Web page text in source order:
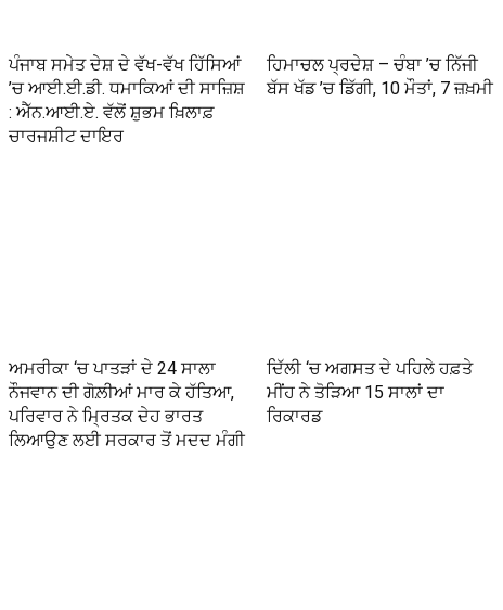
ਪੰਜਾਬ ਸਮੇਤ ਦੇਸ਼ ਦੇ ਵੱਖ-ਵੱਖ ਹਿੱਸਿਆਂ
’ਚ ਆਈ.ਈ.ਡੀ. ਧਮਾਕਿਆਂ ਦੀ ਸਾਜ਼ਿਸ਼
: ਐੱਨ.ਆਈ.ਏ. ਵੱਲੋਂ ਸ਼ੁਭਮ ਖ਼ਿਲਾਫ਼
ਚਾਰਜਸ਼ੀਟ ਦਾਇਰ
ਹਿਮਾਚਲ ਪ੍ਰਦੇਸ਼ – ਚੰਬਾ ’ਚ ਨਿੱਜੀ
ਬੱਸ ਖੱਡ ’ਚ ਡਿੱਗੀ, 10 ਮੌਤਾਂ, 7 ਜ਼ਖ਼ਮੀ
ਅਮਰੀਕਾ ‘ਚ ਪਾਤੜਾਂ ਦੇ 24 ਸਾਲਾ
ਨੌਜਵਾਨ ਦੀ ਗੋਲ਼ੀਆਂ ਮਾਰ ਕੇ ਹੱਤਿਆ,
ਪਰਿਵਾਰ ਨੇ ਮ੍ਰਿਤਕ ਦੇਹ ਭਾਰਤ
ਲਿਆਉਣ ਲਈ ਸਰਕਾਰ ਤੋਂ ਮਦਦ ਮੰਗੀ
ਦਿੱਲੀ ‘ਚ ਅਗਸਤ ਦੇ ਪਹਿਲੇ ਹਫ਼ਤੇ
ਮੀਂਹ ਨੇ ਤੋੜਿਆ 15 ਸਾਲਾਂ ਦਾ
ਰਿਕਾਰਡ